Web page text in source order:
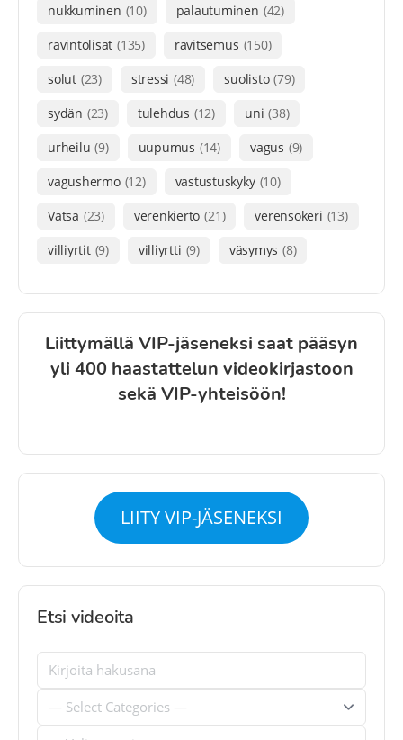
nukkuminen (10) palautuminen (42)
ravintolisät (135) ravitsemus (150)
solut (23) stressi (48) suolisto (79)
sydän (23) tulehdus (12) uni (38)
urheilu (9) uupumus (14) vagus (9)
vagushermo (12) vastustuskyky (10)
Vatsa (23) verenkierto (21) verensokeri (13)
villiyrtit (9) villiyrtti (9) väsymys (8)
Liittymällä VIP-jäseneksi saat pääsyn
yli 400 haastattelun videokirjastoon
sekä VIP-yhteisöön!
LIITY VIP-JÄSENEKSI
Etsi videoita